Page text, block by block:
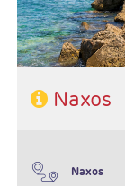
Naxos
Naxos